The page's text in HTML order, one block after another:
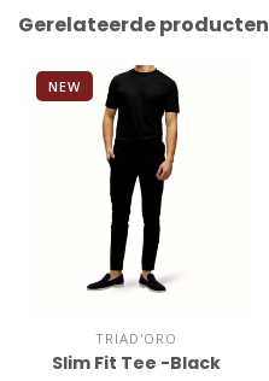
Gerelateerde producten
NEW
TRIAD'ORO
Slim Fit Tee -Black